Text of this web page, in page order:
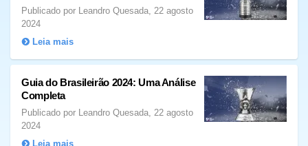
Publicado por Leandro Quesada, 22 agosto
2024
Leia mais
Guia do Brasileirão 2024: Uma Análise
Completa
Publicado por Leandro Quesada, 22 agosto
2024
Leia mais